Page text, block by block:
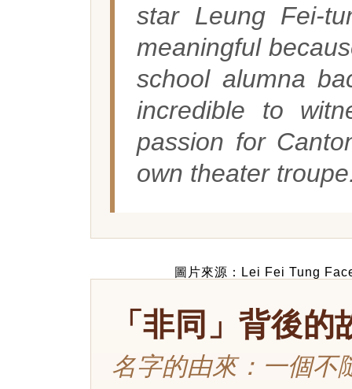
star Leung Fei-
meaningful
school alumna
incredible to
passion for
own theater
圖片來源：Lei Fei Tung
「非同」背後的
名字的由來：一個不